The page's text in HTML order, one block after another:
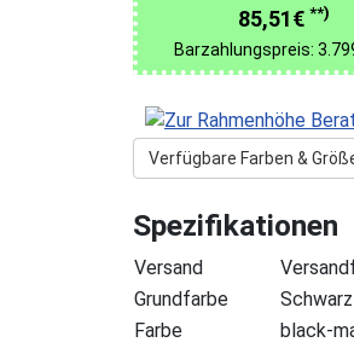
85,51€ **)
Barzahlungspreis:
Verfügbare Farben &
Spezifikationen
Versand
Grundfarbe
Schwarz
Farbe
black-